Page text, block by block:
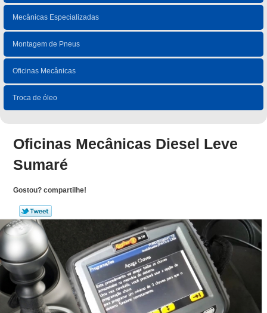
Mecânicas Especializadas
Montagem de Pneus
Oficinas Mecânicas
Troca de óleo
Oficinas Mecânicas Diesel Leve
Sumaré
Gostou? compartilhe!